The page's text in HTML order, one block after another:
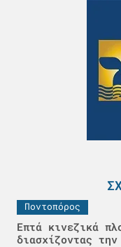
Ποντοπόρος
Επτά κινεζικά
διασχίζοντας